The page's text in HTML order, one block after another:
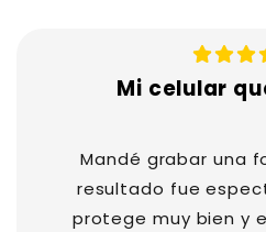
Mi celular
Mandé grabar una
resultado fue
protege muy bien y